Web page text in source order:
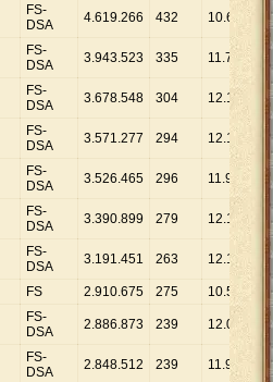
FS-
DSA
4.619.266 432 10.693
FS-
DSA
3.943.523 335 11.772
FS-
DSA
3.678.548 304 12.100
FS-
DSA
3.571.277 294 12.147
FS-
DSA
3.526.465 296 11.914
FS-
DSA
3.390.899 279 12.154
FS-
DSA
3.191.451 263 12.135
FS 2.910.675 275 10.584
FS-
DSA
2.886.873 239 12.079
FS-
DSA
2.848.512 239 11.918